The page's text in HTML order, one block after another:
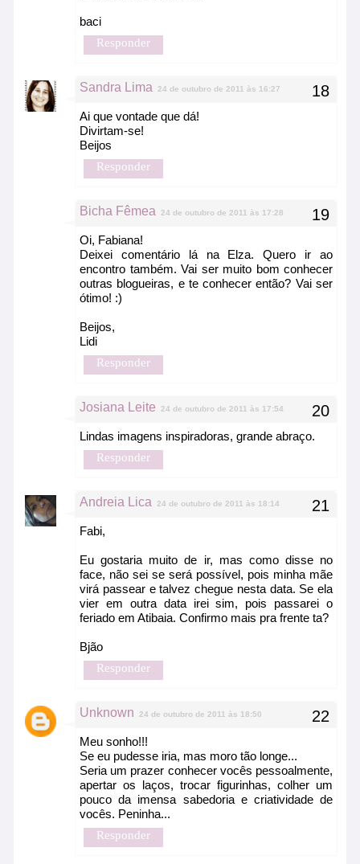
baci
Responder
Sandra Lima 24 de outubro de 2011 às 16:27
Ai que vontade que dá!
Divirtam-se!
Beijos
Responder
Bicha Fêmea 24 de outubro de 2011 às 17:28
Oi, Fabiana!
Deixei comentário lá na Elza. Quero ir ao
encontro também. Vai ser muito bom conhecer
outras blogueiras, e te conhecer então? Vai ser
ótimo! :)
Beijos,
Lidi
Responder
Josiana Leite 24 de outubro de 2011 às 17:54
Lindas imagens inspiradoras, grande abraço.
Responder
Andreia Lica 24 de outubro de 2011 às 18:14
Fabi,
Eu gostaria muito de ir, mas como disse no
face, não sei se será possível, pois minha mãe
virá passear e talvez chegue nesta data. Se ela
vier em outra data irei sim, pois passarei o
feriado em Atibaia. Confirmo mais pra frente ta?
Bjão
Responder
Unknown 24 de outubro de 2011 às 18:50
Meu sonho!!!
Se eu pudesse iria, mas moro tão longe...
Seria um prazer conhecer vocês pessoalmente,
apertar os laços, trocar figurinhas, colher um
pouco da imensa sabedoria e criatividade de
vocês. Peninha...
Responder